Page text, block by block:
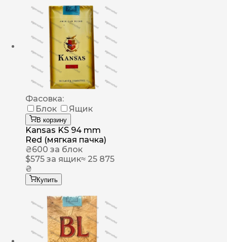
Фасовка:
Блок
Ящик
В корзину
Kansas KS 94 mm
Red (мягкая пачка)
₴600 за блок
$575 за ящик≈ 25 875
₴
Купить